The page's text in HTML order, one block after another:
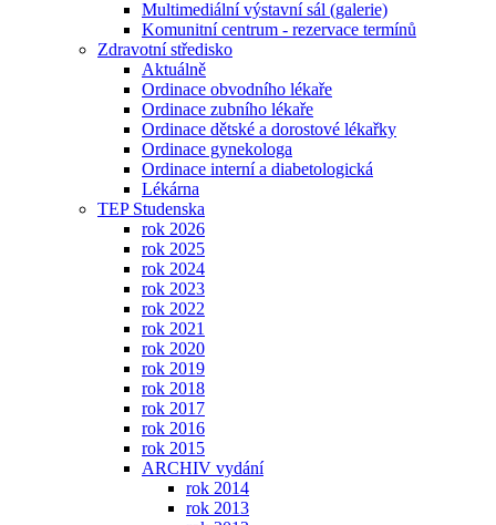
Multimediální výstavní sál (galerie)
Komunitní centrum - rezervace termínů
Zdravotní středisko
Aktuálně
Ordinace obvodního lékaře
Ordinace zubního lékaře
Ordinace dětské a dorostové lékařky
Ordinace gynekologa
Ordinace interní a diabetologická
Lékárna
TEP Studenska
rok 2026
rok 2025
rok 2024
rok 2023
rok 2022
rok 2021
rok 2020
rok 2019
rok 2018
rok 2017
rok 2016
rok 2015
ARCHIV vydání
rok 2014
rok 2013